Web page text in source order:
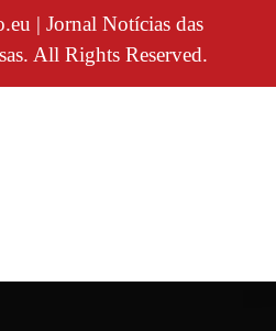
| Jornal Notícias das
All Rights Reserved.